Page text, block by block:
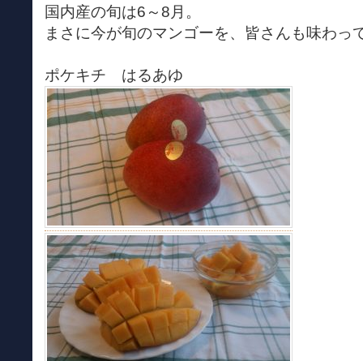
国内産の旬は6～8月。
まさに今が旬のマンゴーを、皆さんも味わっ
ポケキチ はるあゆ